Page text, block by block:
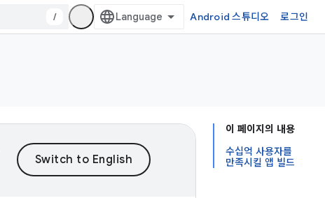
/ Android 스튜디오 로그인
이 페이지의 내용
수십억 사용자를
만족시킬 앱 빌드